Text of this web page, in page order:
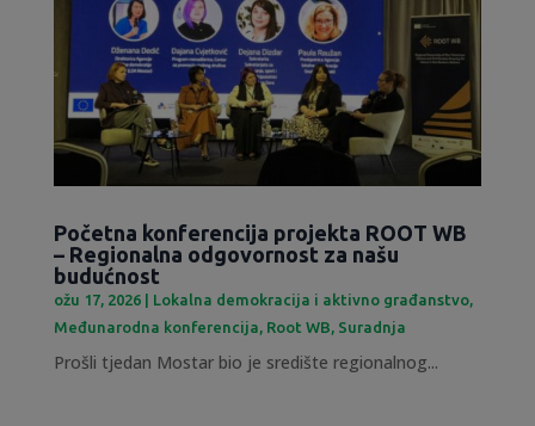
Početna konferencija projekta ROOT WB
– Regionalna odgovornost za našu
budućnost
ožu 17, 2026| Lokalna demokracija i aktivno građanstvo,
Međunarodna konferencija, Root WB, Suradnja
Prošli tjedan Mostar bio je središte regionalnog...